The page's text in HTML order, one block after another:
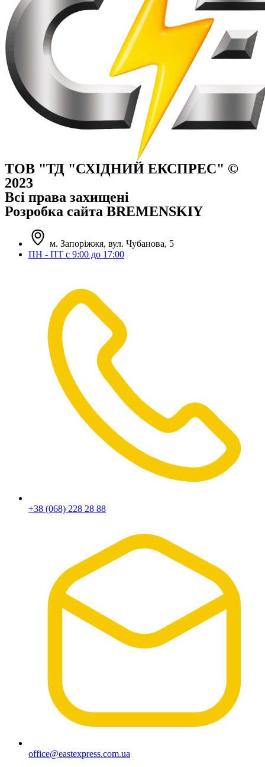
ТОВ "ТД "СХІДНИЙ ЕКСПРЕС" ©
2023
Всі права захищені
Розробка сайта BREMENSKIY
м. Запоріжжя, вул. Чубанова, 5
ПН - ПТ с 9:00 до 17:00
+38 (068) 228 28 88
office@eastexpress.com.ua